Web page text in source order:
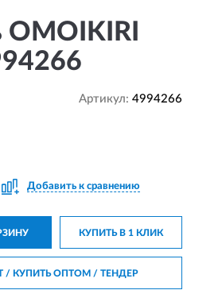
Артикул: 4994266
Добавить к сравнению
КУПИТЬ В 1 КЛИК
/ КУПИТЬ ОПТОМ/ ТЕНДЕР